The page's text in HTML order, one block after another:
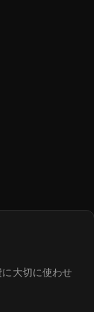
大切に使わせ